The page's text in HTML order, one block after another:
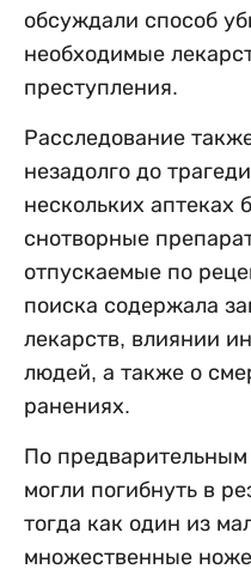
обсуждали способ
необходимые
преступления.
Расследование
незадолго до
нескольких аптеках
снотворные
отпускаемые по
поиска содержала
лекарств, влиянии
людей, а также о
ранениях.
По
могли погибнуть в
тогда как один из
множественные